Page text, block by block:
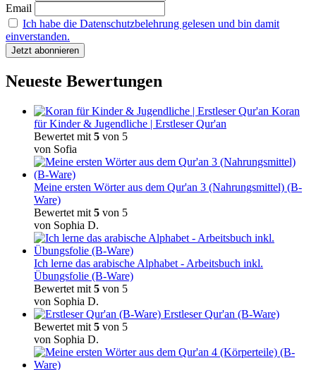
Email
Ich habe die Datenschutzbelehrung gelesen und bin damit
einverstanden.
Neueste Bewertungen
Koran
für Kinder & Jugendliche | Erstleser Qur'an
Bewertet mit 5 von 5
von Sofia
Meine ersten Wörter aus dem Qur'an 3 (Nahrungsmittel) (B-
Ware)
Bewertet mit 5 von 5
von Sophia D.
Ich lerne das arabische Alphabet - Arbeitsbuch inkl.
Übungsfolie (B-Ware)
Bewertet mit 5 von 5
von Sophia D.
Erstleser Qur'an (B-Ware)
Bewertet mit 5 von 5
von Sophia D.